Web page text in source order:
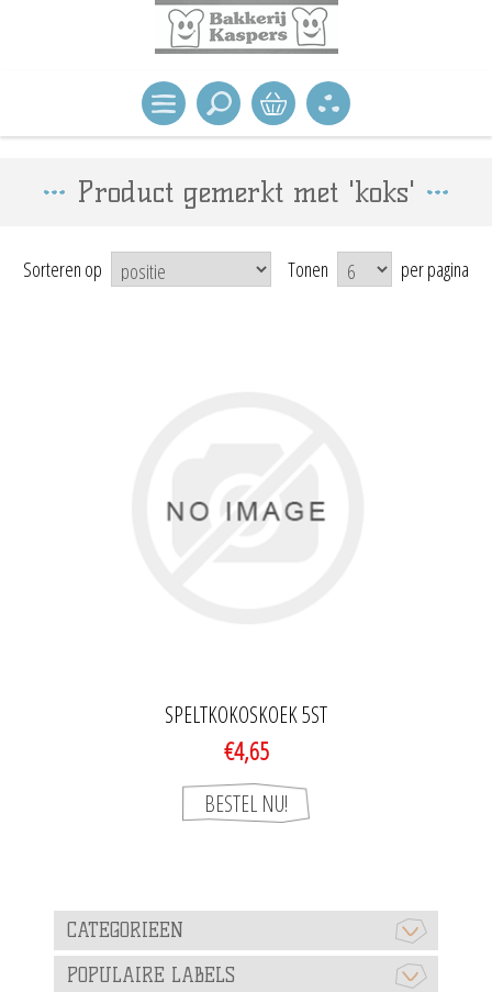
Product gemerkt met 'koks'
Sorteren op Tonen per pagina
SPELTKOKOSKOEK 5ST
€4,65
CATEGORIEEN
POPULAIRE LABELS